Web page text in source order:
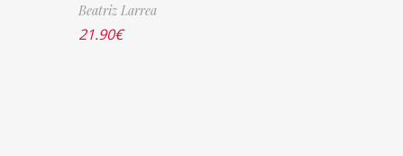
Beatriz Larrea
21.90€